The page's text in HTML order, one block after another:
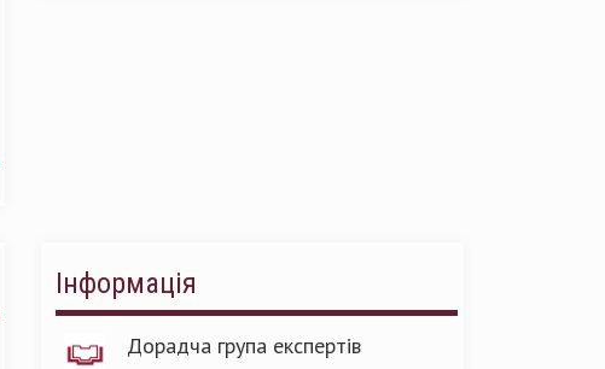
Інформація
Дорадча група експертів